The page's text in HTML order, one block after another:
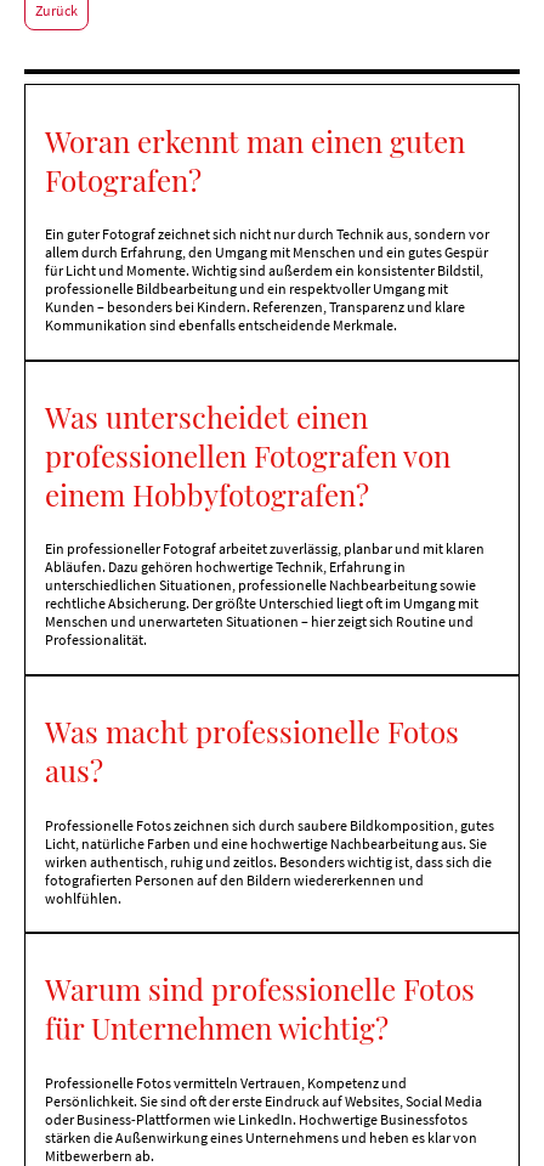
Zurück
Woran erkennt man einen guten
Fotografen?
Ein guter Fotograf zeichnet sich nicht nur durch Technik aus, sondern vor
allem durch Erfahrung, den Umgang mit Menschen und ein gutes Gespür
für Licht und Momente. Wichtig sind außerdem ein konsistenter Bildstil,
professionelle Bildbearbeitung und ein respektvoller Umgang mit
Kunden – besonders bei Kindern. Referenzen, Transparenz und klare
Kommunikation sind ebenfalls entscheidende Merkmale.
Was unterscheidet einen
professionellen Fotografen von
einem Hobbyfotografen?
Ein professioneller Fotograf arbeitet zuverlässig, planbar und mit klaren
Abläufen. Dazu gehören hochwertige Technik, Erfahrung in
unterschiedlichen Situationen, professionelle Nachbearbeitung sowie
rechtliche Absicherung. Der größte Unterschied liegt oft im Umgang mit
Menschen und unerwarteten Situationen – hier zeigt sich Routine und
Professionalität.
Was macht professionelle Fotos
aus?
Professionelle Fotos zeichnen sich durch saubere Bildkomposition, gutes
Licht, natürliche Farben und eine hochwertige Nachbearbeitung aus. Sie
wirken authentisch, ruhig und zeitlos. Besonders wichtig ist, dass sich die
fotografierten Personen auf den Bildern wiedererkennen und
wohlfühlen.
Warum sind professionelle Fotos
für Unternehmen wichtig?
Professionelle Fotos vermitteln Vertrauen, Kompetenz und
Persönlichkeit. Sie sind oft der erste Eindruck auf Websites, Social Media
oder Business-Plattformen wie LinkedIn. Hochwertige Businessfotos
stärken die Außenwirkung eines Unternehmens und heben es klar von
Mitbewerbern ab.